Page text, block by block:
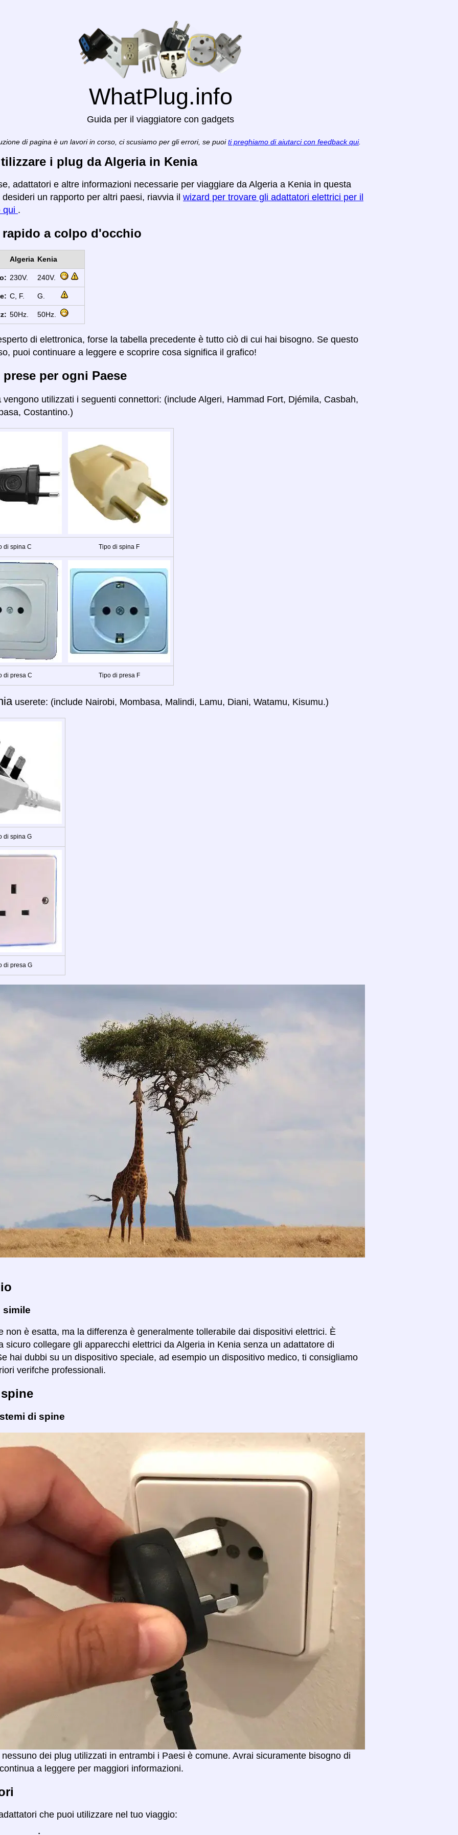
WhatPlug.info
Guida per il viaggiatore con gadgets
di pagina è un lavori in corso, ci scusiamo per gli errori, se puoi ti preghiamo di aiutarci con feedback qui.
i plug da Algeria in Kenia
adattatori e altre informazioni necessarie per viaggiare da Algeria a Kenia in questa
un rapporto per altri paesi, riavvia il wizard per trovare gli adattatori elettrici per il
qui .
a colpo d'occhio
Algeria Kenia
230V. 240V.
C, F. G.
50Hz. 50Hz.
di elettronica, forse la tabella precedente è tutto ciò di cui hai bisogno. Se questo
puoi continuare a leggere e scoprire cosa significa il grafico!
prese per ogni Paese
vengono utilizzati i seguenti connettori: (include Algeri, Hammad Fort, Djémila, Casbah,
Costantino.)
di spina C Tipo di spina F
di presa C Tipo di presa F
userete: (include Nairobi, Mombasa, Malindi, Lamu, Diani, Watamu, Kisumu.)
di spina G
di presa G
simile
non è esatta, ma la differenza è generalmente tollerabile dai dispositivi elettrici. È
sicuro collegare gli apparecchi elettrici da Algeria in Kenia senza un adattatore di
hai dubbi su un dispositivo speciale, ad esempio un dispositivo medico, ti consigliamo
verifche professionali.
di spine
dei plug utilizzati in entrambi i Paesi è comune. Avrai sicuramente bisogno di
a leggere per maggiori informazioni.
che puoi utilizzare nel tuo viaggio: